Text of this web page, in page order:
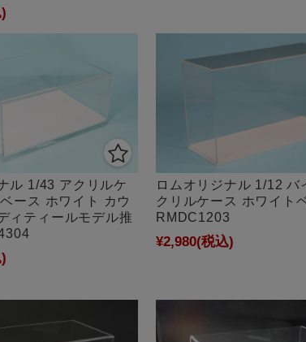
ル 1/43 アクリルケ
ース ホワイト カウ
ィティールモデル推
ロムオリジナル 1/12 バ
クリルケース ホワイト
RMDC1203
¥2,980(税込)